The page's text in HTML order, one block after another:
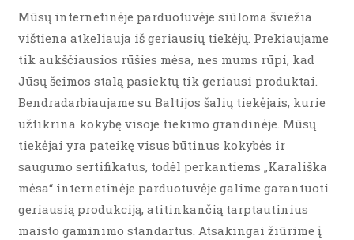
Mūsų internetinėje parduotuvėje siūloma šviežia
vištiena atkeliauja iš geriausių tiekėjų. Prekiaujame
tik aukščiausios rūšies mėsa, nes mums rūpi, kad
Jūsų šeimos stalą pasiektų tik geriausi produktai.
Bendradarbiaujame su Baltijos šalių tiekėjais, kurie
užtikrina kokybę visoje tiekimo grandinėje. Mūsų
tiekėjai yra pateikę visus būtinus kokybės ir
saugumo sertifikatus, todėl perkantiems „Karališka
mėsa“ internetinėje parduotuvėje galime garantuoti
geriausią produkciją, atitinkančią tarptautinius
maisto gaminimo standartus. Atsakingai žiūrime į